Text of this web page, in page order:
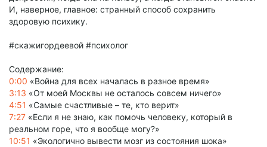
И, наверное, главное: странный способ сохранить
здоровую психику.
#скажигордеевой #психолог
Содержание:
0:00 «Война для всех началась в разное время»
3:13 «От моей Москвы не осталось совсем ничего»
4:51 «Самые счастливые – те, кто верит»
7:27 «Если я не знаю, как помочь человеку, который в
реальном горе, что я вообще могу?»
10:51 «Экологично вывести мозг из состояния шока»